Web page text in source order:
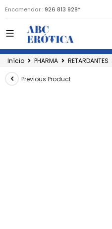
Encomendar : 926 813 928*
Início PHARMA RETARDANTES
Previous Product